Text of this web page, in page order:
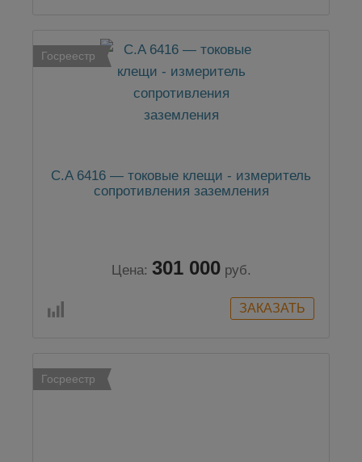
Госреестр
C.A 6416 — токовые клещи - измеритель
сопротивления заземления
Цена: 301 000 руб.
Госреестр